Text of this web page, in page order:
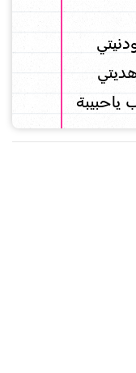
ياحبيبة